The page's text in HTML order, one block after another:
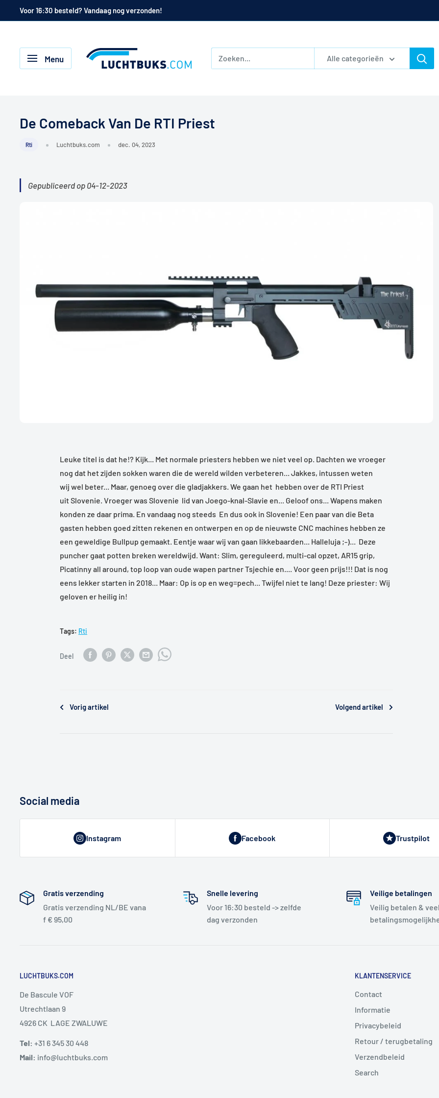
de
Voor 16:30 besteld? Vandaag nog verzonden!
Menu Luchtbuks.com
Alle categorieën
De Comeback Van De RTI Priest
Rti Luchtbuks.com dec. 04, 2023
Gepubliceerd op 04-12-2023
Leuke titel is dat he!? Kijk... Met normale priesters hebben we niet veel op. Dachten we vroeger
nog dat het zijden sokken waren die de wereld wilden verbeteren... Jakkes, intussen weten
wij wel beter... Maar, genoeg over die gladjakkers. We gaan het hebben over de RTI Priest
uit Slovenie. Vroeger was Slovenie lid van Joego-knal-Slavie en... Geloof ons... Wapens maken
konden ze daar prima. En vandaag nog steeds En dus ook in Slovenie! Een paar van die Beta
gasten hebben goed zitten rekenen en ontwerpen en op de nieuwste CNC machines hebben ze
een geweldige Bullpup gemaakt. Eentje waar wij van gaan likkebaarden... Halleluja ;-)... Deze
puncher gaat potten breken wereldwijd. Want: Slim, gereguleerd, multi-cal opzet, AR15 grip,
Picatinny all around, top loop van oude wapen partner Tsjechie en.... Voor geen prijs!!! Dat is nog
eens lekker starten in 2018... Maar: Op is op en weg=pech... Twijfel niet te lang! Deze priester: Wij
geloven er heilig in!
Tags: Rti
Deel
Vorig artikel Volgend artikel
Social media
Instagram Facebook Trustpilot
Gratis verzending
Gratis verzending NL/BE vana
f € 95,00
Snelle levering
Voor 16:30 besteld -> zelfde
dag verzonden
Veilige betalingen
Veilig betalen & veel
LUCHTBUKS.COM
De Bascule VOF
Utrechtlaan 9
4926 CK LAGE ZWALUWE
Tel: +31 6 345 30 448
Mail: info@luchtbuks.com
KLANTENSERVICE
Contact
Informatie
Privacybeleid
Retour / terugbetaling
Verzendbeleid
Search